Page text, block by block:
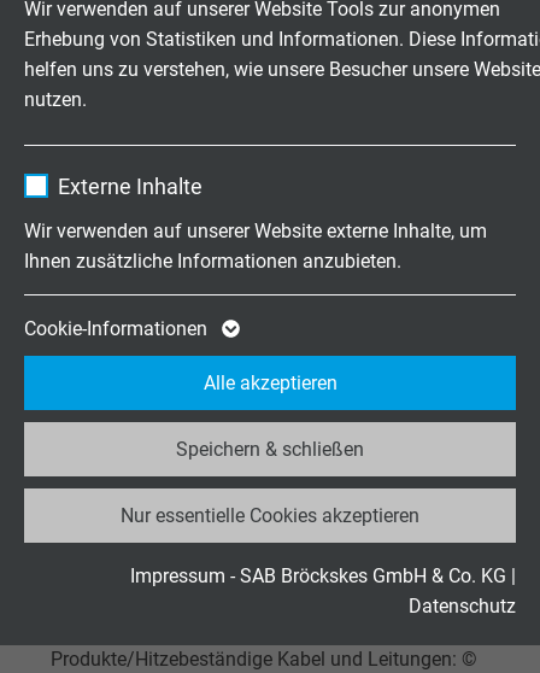
Laufzeit 1 Jahr
Wir verwenden auf unserer Website Tools zur anonymen
Erhebung von Statistiken und Informationen. Diese
helfen uns zu verstehen, wie unsere Besucher unsere Website
nutzen.
Laufzeit 2 Jahre
Zweck
Cookie von Google für Website-Analysen.
Erzeugt statistische Daten darüber, wie der
Besucher die Website nutzt.
_ga_JL6KH9WKZ9, Google Analytics
Google LLC
2 Jahre
Zweck
Erzeugt statistische Daten darüber, wie der
Externe Inhalte
Wir verwenden auf unserer Website externe Inhalte, um
Ihnen zusätzliche Informationen anzubieten.
Cookie-Informationen
Nur essentielle Cookies akzeptieren
Speichern & schließen
Alle akzeptieren
Impressum - SAB Bröckskes GmbH & Co. KG |
Datenschutz
Unternehmen/SAB-weltweit: © Victoria / Fotolia
Unternehmen/Umweltkonzept: © ZoneCreative /
Fotolia
Produkte/Leitungen für die Automatisierung: ©
Produkte/Bahnkabel und Leitungen: © den-belitsky
/ Fotolia
Produkte/Leitungen für Flughafenausrüstung: ©
imageteam / Fotolia
Produkte/Kabel für die Sensorik: © Sergey Nivens /
Produkte/Leitungen für Bau- und Nutzfahrzeuge: ©
Produkte/Trommelbare Leitungen: © juananbarros
/ Fotolia
Produkte/Kabel und Leitungen für die Lichttechnik:
© tailex / Fotolia
Produkte/Leitungen für Windenergieanlagen: ©
Produkte/Hitzebeständige Kabel und Leitungen: ©